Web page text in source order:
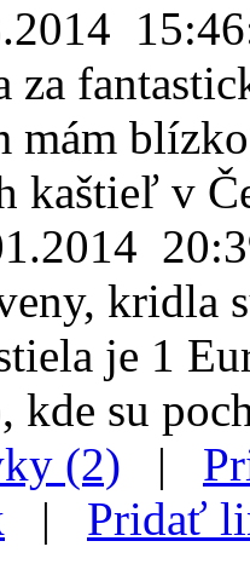
za
mám
kaštieľ v
kridla
je 1
kde su
(2) |
| Pridať